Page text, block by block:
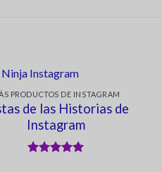
PRODUCTOS DE INSTAGRAM
de las Historias de
Instagram